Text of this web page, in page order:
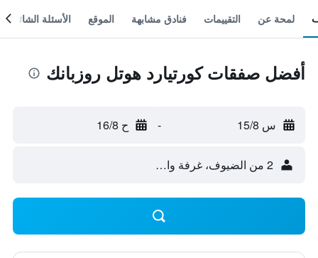
لمحة عن التقييمات فنادق مشابهة الموقع الأسئلة الشائعة
أفضل صفقات كورتيارد هوتل روزبانك
س 15/8 - ح 16/8
2 من الضيوف، غرفة واحدة